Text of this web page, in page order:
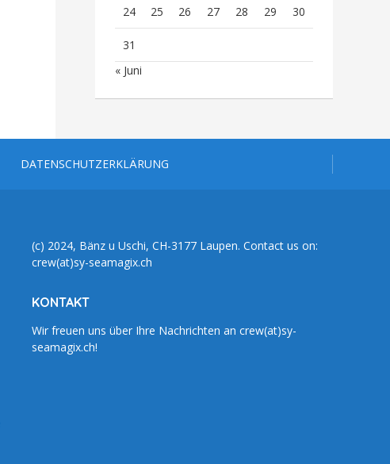
24 25 26 27 28 29 30
31
« Juni
DATENSCHUTZERKLÄRUNG
(c) 2024, Bänz u Uschi, CH-3177 Laupen. Contact us on:
crew(at)sy-seamagix.ch
KONTAKT
Wir freuen uns über Ihre Nachrichten an crew(at)sy-
seamagix.ch!